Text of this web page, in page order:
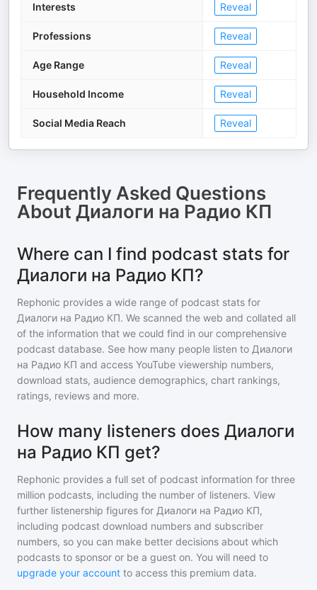
Interests Reveal
Professions Reveal
Age Range Reveal
Household Income Reveal
Social Media Reach Reveal
Frequently Asked Questions
About Диалоги на Радио КП
Where can I find podcast stats for
Диалоги на Радио КП?
Rephonic provides a wide range of podcast stats for
Диалоги на Радио КП. We scanned the web and collated all
of the information that we could find in our comprehensive
podcast database. See how many people listen to Диалоги
на Радио КП and access YouTube viewership numbers,
download stats, audience demographics, chart rankings,
ratings, reviews and more.
How many listeners does Диалоги
на Радио КП get?
Rephonic provides a full set of podcast information for three
million podcasts, including the number of listeners. View
further listenership figures for Диалоги на Радио КП,
including podcast download numbers and subscriber
numbers, so you can make better decisions about which
podcasts to sponsor or be a guest on. You will need to
upgrade your account to access this premium data.